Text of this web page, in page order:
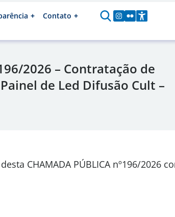
Contato
2026 – Contratação de
de Led Difusão Cult –
CHAMADA PÚBLICA nº196/2026